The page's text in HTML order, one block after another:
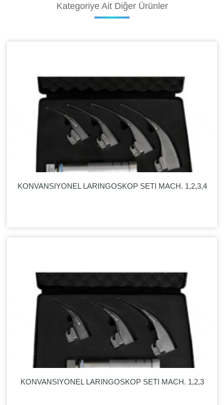
KategoriyeAit Diğer Ürünler
KONVANSIYONEL LARINGOSKOP SETI MACH. 1,2,3,4
KONVANSIYONEL LARINGOSKOP SETI MACH. 1,2,3